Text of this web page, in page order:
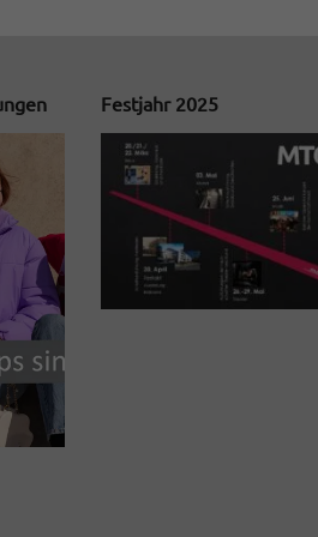
Festjahr 2025